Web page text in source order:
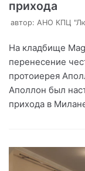
прихода
автор: АНО КПЦ
На кладбище
перенесение
протоиерея
Аполлон был
прихода в